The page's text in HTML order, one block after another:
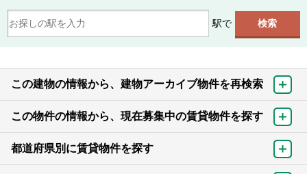
駅で
この建物の情報から、建物アーカイブ物件を再検索
この物件の情報から、現在募集中の賃貸物件を探す
都道府県別に賃貸物件を探す